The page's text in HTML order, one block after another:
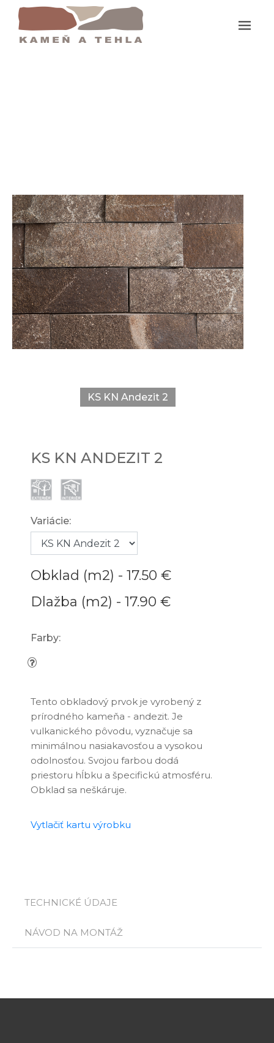
Domov KS KN Andezit 2
KS KN Andezit 2
KS KN ANDEZIT 2
Variácie:
Obklad (m2) - 17.50 €
Dlažba (m2) - 17.90 €
Farby:
Tento obkladový prvok je vyrobený z
prírodného kameňa - andezit. Je
vulkanického pôvodu, vyznačuje sa
minimálnou nasiakavosťou a vysokou
odolnosťou. Svojou farbou dodá
priestoru hĺbku a špecifickú atmosféru.
Obklad sa neškáruje.
Vytlačiť kartu výrobku
TECHNICKÉ ÚDAJE
NÁVOD NA MONTÁŽ